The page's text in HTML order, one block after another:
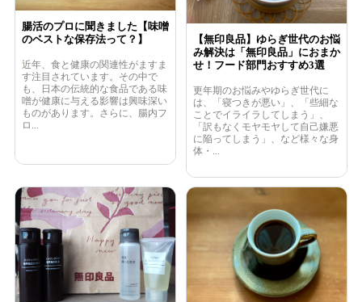
腸活のプロに聞きました【味噌
のベストな保存法って？】
近年、食と健康の関連性がますま
す注目されています。その中で
も、日本の伝統的な食品である味
噌が健康に与える影響は興味深い
ものがあります。さらに、腸内フ
ロ...
【無印良品】ゆらぎ世代のお悩
み解決は「無印良品」におまか
せ！フード部門おすすめ3選
更年期のお悩みやゆらぎ世代に
は、「寝つきが悪い」、「些細な
ことでイライラしてしまう」、
「訳もなくモヤモヤして自己嫌悪
に陥ってしまう」、など様々な身
体・...